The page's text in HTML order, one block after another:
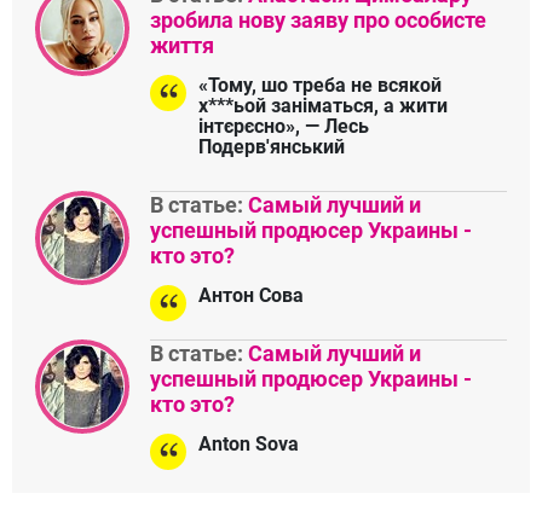
зробила нову заяву про особисте
життя
«Тому, шо треба не всякой
х***ьой заніматься, а жити
інтєрєсно», — Лесь
Подерв'янський
В статье: Самый лучший и
успешный продюсер Украины -
кто это?
Антон Сова
В статье: Самый лучший и
успешный продюсер Украины -
кто это?
Anton Sova